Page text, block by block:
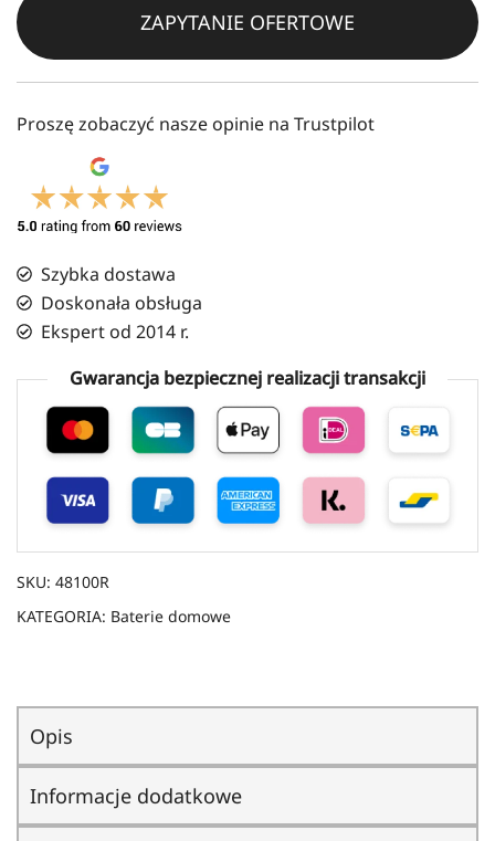
ZAPYTANIE OFERTOWE
Proszę zobaczyć nasze opinie na Trustpilot
Szybka dostawa
Doskonała obsługa
Ekspert od 2014 r.
Gwarancja bezpiecznej realizacji transakcji
SKU: 48100R
KATEGORIA: Baterie domowe
Opis
Informacje dodatkowe